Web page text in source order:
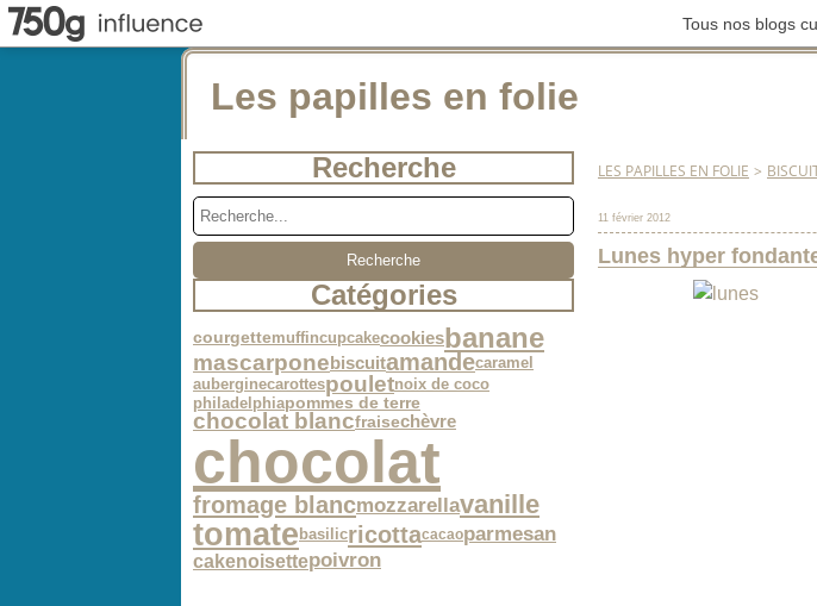
Tous nos blogs
Les papilles en folie
Recherche
Catégories
courgettemuffincupcakecookiesbanane
mascarponebiscuitamandecaramel
auberginecarottespouletnoix de coco
philadelphiapommes de terre
chocolat blancfraisechèvre
chocolat
fromage blancmozzarellavanille
tomatebasilicricottacacaoparmesan
cakenoisettepoivron
LES PAPILLES EN FOLIE >
11 février 2012
Lunes hyper